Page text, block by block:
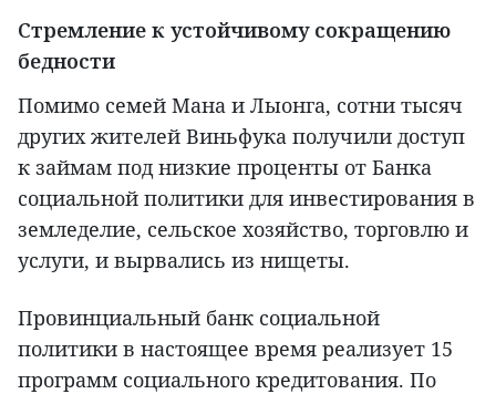
Стремление к устойчивому сокращению
бедности
Помимо семей Мана и Лыонга, сотни тысяч
других жителей Виньфука получили доступ
к займам под низкие проценты от Банка
социальной политики для инвестирования в
земледелие, сельское хозяйство, торговлю и
услуги, и вырвались из нищеты.
Провинциальный банк социальной
политики в настоящее время реализует 15
программ социального кредитования. По